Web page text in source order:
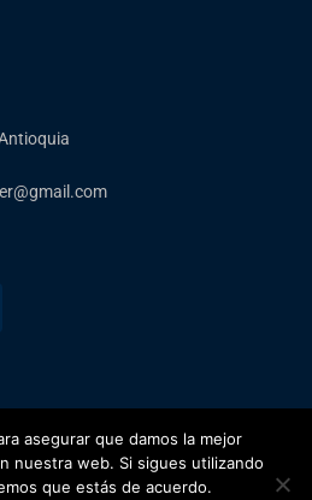
asegurar que damos la mejor
nuestra web. Si sigues utilizando
que estás de acuerdo.